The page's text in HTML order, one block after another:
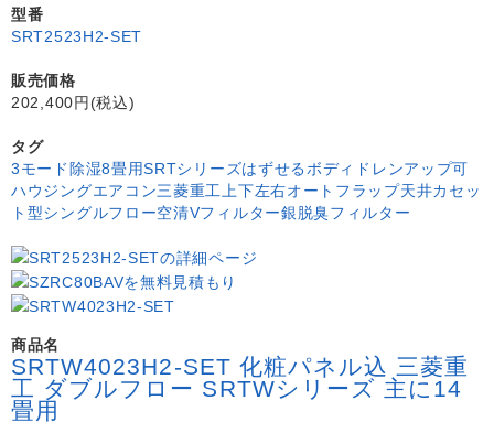
型番
SRT2523H2-SET
販売価格
202,400円(税込)
タグ
3モード除湿8畳用SRTシリーズはずせるボディ ドレンアップ可
ハウジングエアコン三菱重工 上下左右オートフラップ天井カセッ
ト型シングルフロー空清Vフィルター銀脱臭フィルター
商品名
SRTW4023H2-SET 化粧パネル込 三菱重
工 ダブルフロー SRTWシリーズ 主に14
畳用